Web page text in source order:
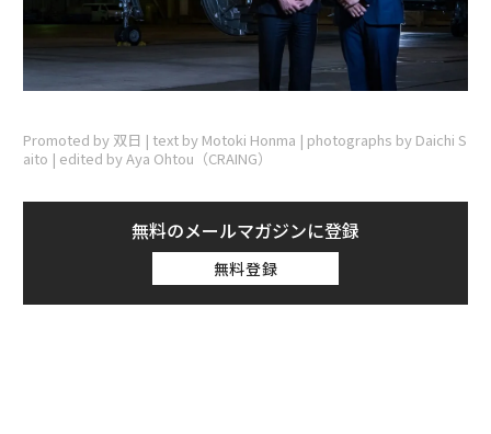
Promoted by 双日 | text by Motoki Honma | photographs by Daichi S
aito | edited by Aya Ohtou（CRAING）
無料のメールマガジンに登録
無料登録